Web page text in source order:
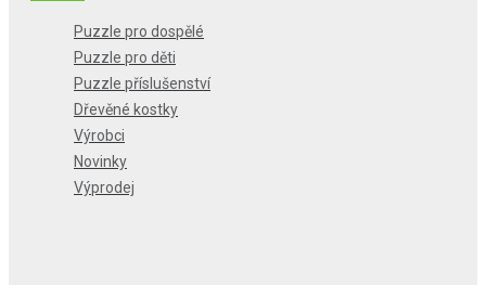
Puzzle pro dospělé
Puzzle pro děti
Puzzle příslušenství
Dřevěné kostky
Výrobci
Novinky
Výprodej